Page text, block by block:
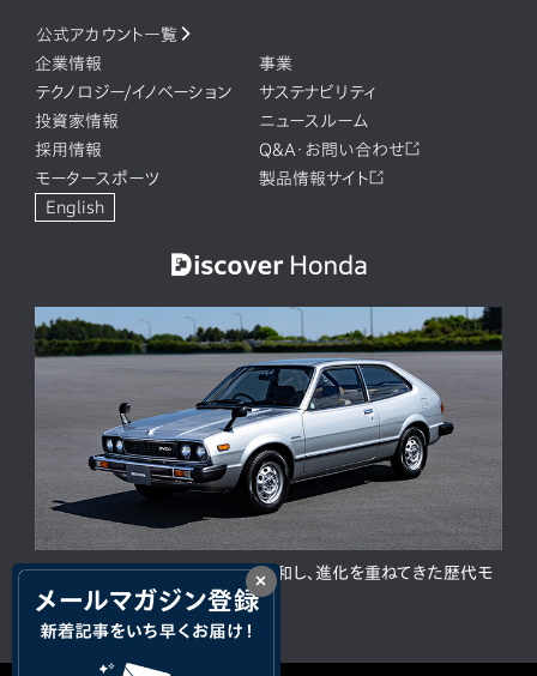
×
公式アカウント一覧
企業情報
事業
テクノロジー/イノベーション
サステナビリティ
投資家情報
ニュースルーム
採用情報
Q&A・お問い合わせ
モータースポーツ
製品情報サイト
English
ACCORD 50周年。人と時代に調和し、進化を重ねてきた歴代モ
デルの歩み